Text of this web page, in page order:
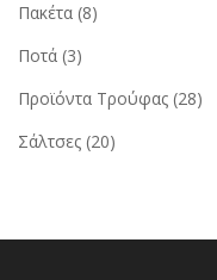
Πακέτα (8)
Ποτά (3)
Προϊόντα Τρούφας (28)
Σάλτσες (20)